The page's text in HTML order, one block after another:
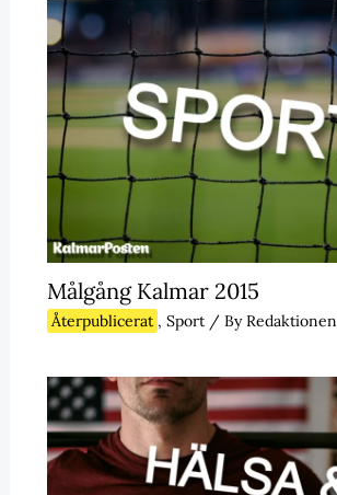
Målgång Kalmar 2015
Återpublicerat , Sport/ ByRedaktionen